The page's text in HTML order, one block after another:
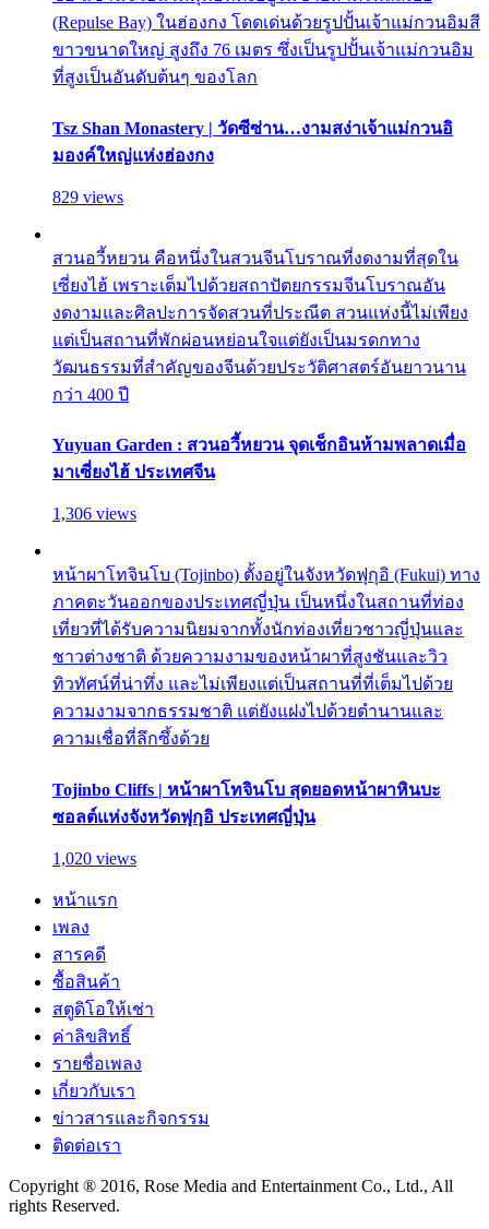
(Repulse Bay) ในฮ่องกง โดดเด่นด้วยรูปปั้นเจ้าแม่กวนอิมสี
ขาวขนาดใหญ่ สูงถึง 76 เมตร ซึ่งเป็นรูปปั้นเจ้าแม่กวนอิม
ที่สูงเป็นอันดับต้นๆ ของโลก
Tsz Shan Monastery | วัดซีซ่าน…งามสง่าเจ้าแม่กวนอิ
มองค์ใหญ่แห่งฮ่องกง
829 views
สวนอวี้หยวน คือหนึ่งในสวนจีนโบราณที่งดงามที่สุดใน
เซี่ยงไฮ้ เพราะเต็มไปด้วยสถาปัตยกรรมจีนโบราณอัน
งดงามและศิลปะการจัดสวนที่ประณีต สวนแห่งนี้ไม่เพียง
แต่เป็นสถานที่พักผ่อนหย่อนใจแต่ยังเป็นมรดกทาง
วัฒนธรรมที่สำคัญของจีนด้วยประวัติศาสตร์อันยาวนาน
กว่า 400 ปี
Yuyuan Garden : สวนอวี้หยวน จุดเช็กอินห้ามพลาดเมื่อ
มาเซี่ยงไฮ้ ประเทศจีน
1,306 views
หน้าผาโทจินโบ (Tojinbo) ตั้งอยู่ในจังหวัดฟุกุอิ (Fukui) ทาง
ภาคตะวันออกของประเทศญี่ปุ่น เป็นหนึ่งในสถานที่ท่อง
เที่ยวที่ได้รับความนิยมจากทั้งนักท่องเที่ยวชาวญี่ปุ่นและ
ชาวต่างชาติ ด้วยความงามของหน้าผาที่สูงชันและวิว
ทิวทัศน์ที่น่าทึ่ง และไม่เพียงแต่เป็นสถานที่ที่เต็มไปด้วย
ความงามจากธรรมชาติ แต่ยังแฝงไปด้วยตำนานและ
ความเชื่อที่ลึกซึ้งด้วย
Tojinbo Cliffs | หน้าผาโทจินโบ สุดยอดหน้าผาหินบะ
ซอลต์แห่งจังหวัดฟุกุอิ ประเทศญี่ปุ่น
1,020 views
หน้าแรก
เพลง
สารคดี
ซื้อสินค้า
สตูดิโอให้เช่า
ค่าลิขสิทธิ์
รายชื่อเพลง
เกี่ยวกับเรา
ข่าวสารและกิจกรรม
ติดต่อเรา
Copyright ® 2016, Rose Media and Entertainment Co., Ltd., All
rights Reserved.